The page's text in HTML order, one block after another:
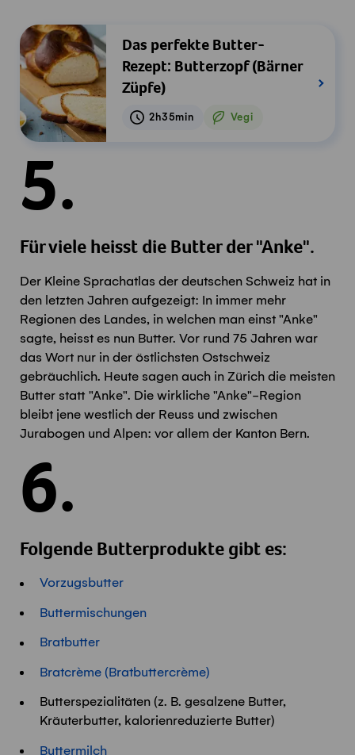
Das perfekte Butter-
Rezept: Butterzopf (Bärner
Züpfe)
2h35min Vegi
Vegetarisch
5.
Für viele heisst die Butter der "Anke".
Der Kleine Sprachatlas der deutschen Schweiz hat in
den letzten Jahren aufgezeigt: In immer mehr
Regionen des Landes, in welchen man einst "Anke"
sagte, heisst es nun Butter. Vor rund 75 Jahren war
das Wort nur in der östlichsten Ostschweiz
gebräuchlich. Heute sagen auch in Zürich die meisten
Butter statt "Anke". Die wirkliche "Anke"-Region
bleibt jene westlich der Reuss und zwischen
Jurabogen und Alpen: vor allem der Kanton Bern.
6.
Folgende Butterprodukte gibt es:
Vorzugsbutter
Buttermischungen
Bratbutter
Bratcrème (Bratbuttercrème)
Butterspezialitäten (z. B. gesalzene Butter,
Kräuterbutter, kalorienreduzierte Butter)
Buttermilch